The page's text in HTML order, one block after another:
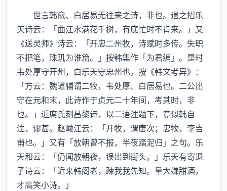
世言韩愈、白居易无往来之诗，非也。退之招乐
天诗云：「曲江水满花千树，有底忙时不肯来。」又
《送灵师》诗云：「开忠二州牧，诗赋时多传。失职
不把笔，珠玑为谁篇。」按韩集作「为君编」。是时
韦处厚守开州，白乐天守忠州也。按《韩文考异》：
「方云：魏道辅谓二牧，韦处厚、白居易也。二公出
守在元和末，此诗作于贞元二十年间，考其时，非
也。」近席氏刻昌黎诗，以二语注题下，竟似韩自
注，谬甚。赵瞰江云：「开牧，谓唐次；忠牧，李吉
甫也。」又有「放朝曾不报，半夜踏泥归」之句。乐
天和云：「仍闻放朝夜，误出到街头。」乐天有寄退
子诗云：「近来韩阁老，疎我我先知。量大嫌甜酒，
才高笑小诗。」